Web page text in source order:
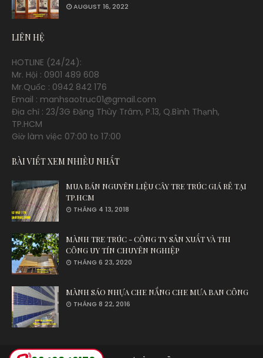
AUGUST 16, 2022
LIÊN HỆ
HOTLINE (24/24):
Mr. Hội : 0901 489 608
Mr.Quốc : 0942 842 176
Email : manhsaotruc01@gmail.com
Địa chỉ : 23/3G Đặng Thùy Trâm, P.13, Q.Bình Thạnh,
TP.HCM
Giờ làm việc 07:00 to 17:00
BÀI VIẾT XEM NHIỀU NHẤT
MUA BÁN NGUYÊN LIỆU CÂY TRE TRÚC GIÁ RẺ TẠI
TP.HCM
THÁNG 4 13, 2018
MÀNH TRE TRÚC - CÔNG TY SẢN XUẤT VÀ THI
CÔNG UY TÍN CHUYÊN NGHIỆP
THÁNG 6 23, 2020
MÀNH SÁO NHỰA CHE NẮNG CHE MƯA BAN CÔNG
THÁNG 8 22, 2016